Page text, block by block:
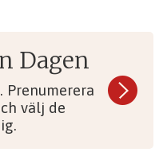
Dagen
välj de